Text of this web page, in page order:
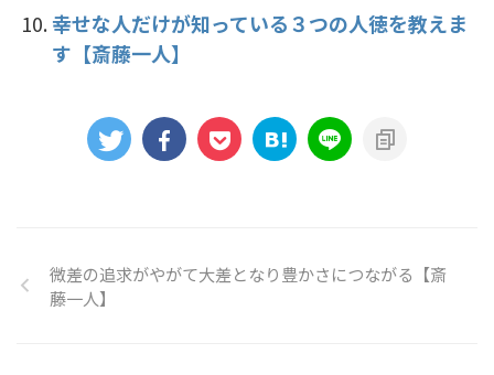
幸せな人だけが知っている３つの人徳を教えま
す【斎藤一人】
微差の追求がやがて大差となり豊かさにつながる【斎
藤一人】